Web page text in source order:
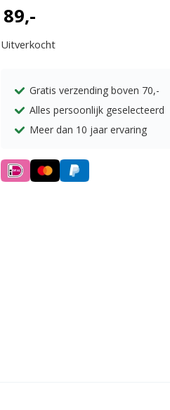
89,-
Uitverkocht
Gratis verzending boven 70,-
Alles persoonlijk geselecteerd
Meer dan 10 jaar ervaring